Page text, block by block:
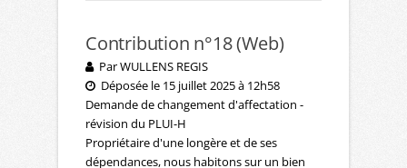
Contribution n°18 (Web)
Par WULLENS REGIS
Déposée le 15 juillet 2025 à 12h58
Demande de changement d'affectation -
révision du PLUI-H
Propriétaire d'une longère et de ses
dépendances, nous habitons sur un bien